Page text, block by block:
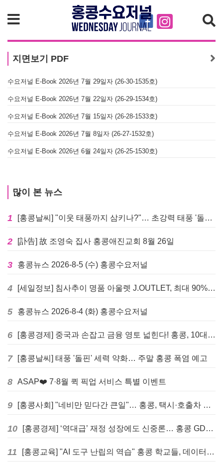
지면보기 PDF
수요저널 E-Book 2026년 7월 29일자 (26-30-1535호)
수요저널 E-Book 2026년 7월 22일자 (26-29-1534호)
수요저널 E-Book 2026년 7월 15일자 (26-28-1533호)
수요저널 E-Book 2026년 7월 8일자 (26-27-1532호)
수요저널 E-Book 2026년 6월 24일자 (26-25-1530호)
많이 본 뉴스
1 [홍콩날씨] "이웃 태풍까지 삼키나?"… 초강력 태풍 '돌핀' 세력 재확장
2 [訃告] 故 조영숙 집사 홍콩애진교회 8월 26일
3 홍콩뉴스 2026-8-5 (수) 홍콩수요저널
4 [세일정보] 침사추이 명품 아울렛 J.OUTLET, 최대 90% 빅 세일 진행
5 홍콩뉴스 2026-8-4 (화) 홍콩수요저널
6 [홍콩경제] 중국과 손잡고 금융 영토 넓힌다! 홍콩, 10대 신규 정책 발표
7 [홍콩날씨] 태풍 '돌핀' 세력 약화… 주말 홍콩 폭염 예고
8 ASAP❤️ 7·8월 퀵 픽업 서비스 특별 이벤트
9 [홍콩사회] "네비만 믿다간 큰일"… 홍콩, 택시·호출차 통합 시험 도입하며 규제 본격화
10 [홍콩경제] ‘역대급’ 재정 성장에도 신중론… 홍콩 GDP 전망 상향 속 “지정학적 리스크 경계”
11 [홍콩교육] "AI 도구 난립의 역습" 홍콩 학교들, 데이터 고립에 교육 효과 평가 비상